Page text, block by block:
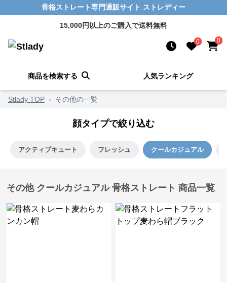
骨格ストレート専門通販サイト ストレディー
15,000円以上のご購入で送料無料
0 0
商品を検索する 人気ランキング
Stlady TOP › その他の一覧
顔タイプで絞り込む
アクティブキュート フレッシュ クールカジュアル
その他 クールカジュアル 骨格ストレート 商品一覧